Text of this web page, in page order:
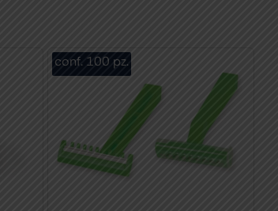
conf. 100 pz.